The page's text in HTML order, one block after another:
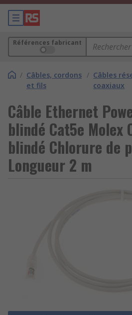
Références fabricant
/ Câbles, cordons
et fils
/ Câbles
coaxiaux
Câble Ethernet
blindé Cat5e Molex
blindé Chlorure de
Longueur 2 m